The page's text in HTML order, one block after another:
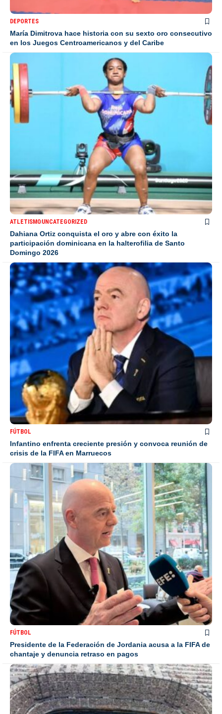
DEPORTES
María Dimitrova hace historia con su sexto oro consecutivo
en los Juegos Centroamericanos y del Caribe
ATLETISMOUNCATEGORIZED
Dahiana Ortiz conquista el oro y abre con éxito la
participación dominicana en la halterofilia de Santo
Domingo 2026
FÚTBOL
Infantino enfrenta creciente presión y convoca reunión de
crisis de la FIFA en Marruecos
FÚTBOL
Presidente de la Federación de Jordania acusa a la FIFA de
chantaje y denuncia retraso en pagos